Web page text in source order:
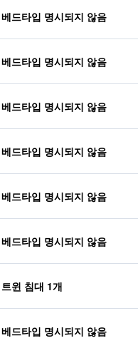
드타입 명시되지 않음
드타입 명시되지 않음
드타입 명시되지 않음
드타입 명시되지 않음
드타입 명시되지 않음
드타입 명시되지 않음
윈 침대 1개
드타입 명시되지 않음